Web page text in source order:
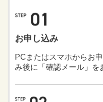
お申し込み
PCまたはスマホからお
み後に「確認メール」を